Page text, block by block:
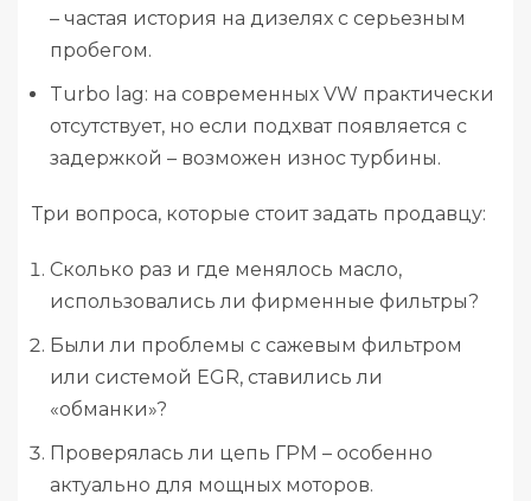
– частая история на дизелях с серьезным
пробегом.
Turbo lag: на современных VW практически
отсутствует, но если подхват появляется с
задержкой – возможен износ турбины.
Три вопроса, которые стоит задать продавцу:
Сколько раз и где менялось масло,
использовались ли фирменные фильтры?
Были ли проблемы с сажевым фильтром
или системой EGR, ставились ли
«обманки»?
Проверялась ли цепь ГРМ – особенно
актуально для мощных моторов.